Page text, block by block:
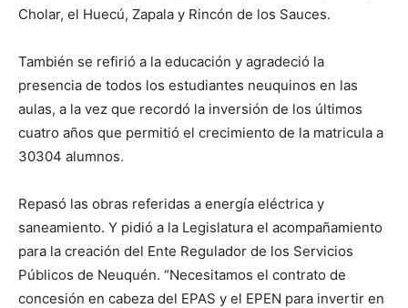
Cholar, el Huecú, Zapala y Rincón de los Sauces.
También se refirió a la educación y agradeció la
presencia de todos los estudiantes neuquinos en las
aulas, a la vez que recordó la inversión de los últimos
cuatro años que permitió el crecimiento de la matricula a
30304 alumnos.
Repasó las obras referidas a energía eléctrica y
saneamiento. Y pidió a la Legislatura el acompañamiento
para la creación del Ente Regulador de los Servicios
Públicos de Neuquén. “Necesitamos el contrato de
concesión en cabeza del EPAS y el EPEN para invertir en